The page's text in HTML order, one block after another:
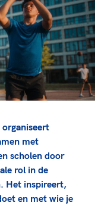
met
scholen door
rol in de
Het inspireert,
en met wie je